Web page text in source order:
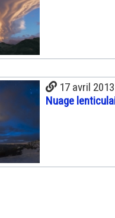
17 avril 2013
Nuage